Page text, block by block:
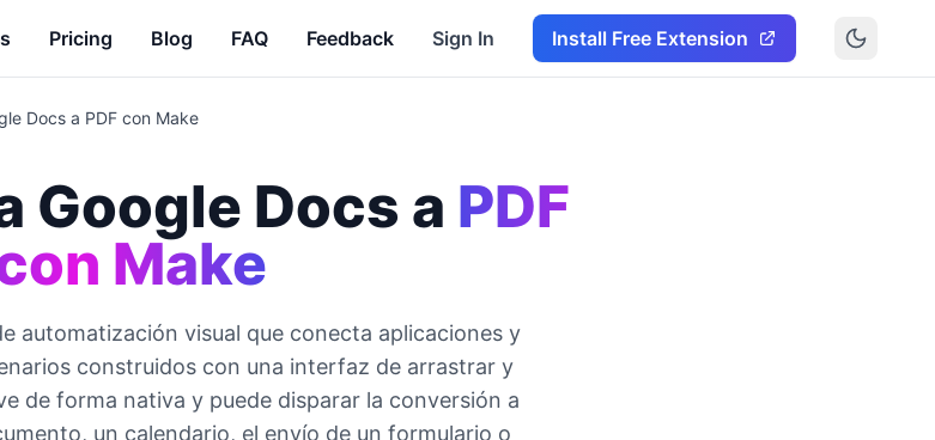
Pricing Blog FAQ Feedback Sign In Install Free Extension
Docs a PDF con Make
Google Docs a PDF
Make
automatización visual que conecta aplicaciones y
construidos con una interfaz de arrastrar y
de forma nativa y puede disparar la conversión a
un calendario, el envío de un formulario o